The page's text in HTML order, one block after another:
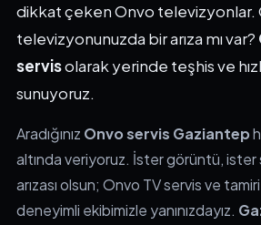
dikkat çeken Onvo televizyonlar.
televizyonunuzda bir arıza mı var?
servisolarak yerinde teşhis ve
sunuyoruz.
Aradığınız Onvo servis Gaziantep
altında veriyoruz. İster görüntü,
arızası olsun; Onvo TV servis ve
deneyimli ekibimizle yanınızdayız.